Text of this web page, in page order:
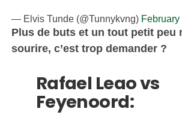
— Elvis Tunde (@Tunnykvng)
Plus de buts et un tout petit peu
sourire, c’est trop demander ?
Rafael Leao vs
Feyenoord: